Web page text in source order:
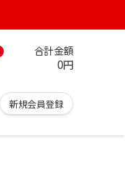
合計金額
0円
新規会員登録